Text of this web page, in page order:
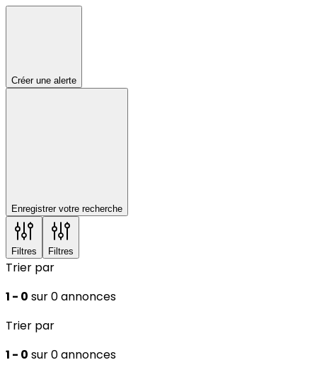
Créer une alerte
Enregistrer votre recherche
Filtres Filtres
Trier par
1 - 0 sur 0 annonces
Trier par
1 - 0 sur 0 annonces